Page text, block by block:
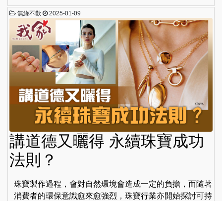
無綠不歡 2025-01-09
講道德又曬得 永續珠寶成功
法則？
珠寶製作過程，會對自然環境會造成一定的負擔，而隨著
消費者的環保意識愈來愈強烈，珠寶行業亦開始探討可持